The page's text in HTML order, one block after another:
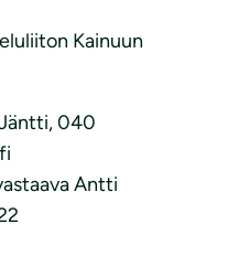
Kainuun
040
Antti